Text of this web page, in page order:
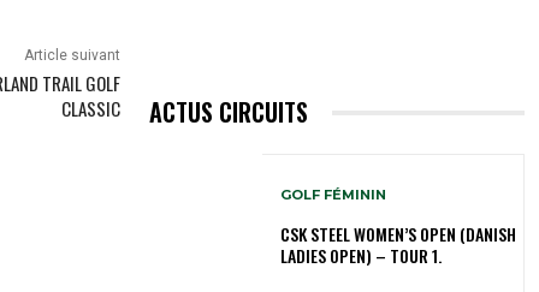
Article suivant
TRAIL GOLF
CLASSIC
ACTUS CIRCUITS
GOLF FÉMININ
CSK STEEL WOMEN’S OPEN (DANISH
LADIES OPEN) – TOUR 1.